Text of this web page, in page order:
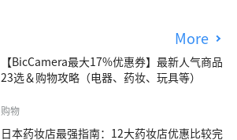
More
【BicCamera最大17%优惠券】最新人气商品
23选＆购物攻略（电器、药妆、玩具等）
购物
日本药妆店最强指南：12大药妆店优惠比较完